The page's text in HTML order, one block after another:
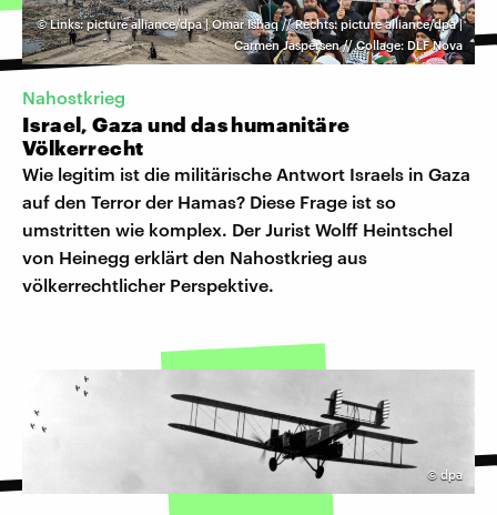
©Links: picture alliance/dpa | Omar Ishaq // Rechts: picture alliance/dpa |
Carmen Jaspersen // Collage: DLF Nova
Nahostkrieg
Israel, Gaza und das humanitäre
Völkerrecht
Wie legitim ist die militärische Antwort Israels in Gaza
auf den Terror der Hamas? Diese Frage ist so
umstritten wie komplex. Der Jurist Wolff Heintschel
von Heinegg erklärt den Nahostkrieg aus
völkerrechtlicher Perspektive.
© dpa